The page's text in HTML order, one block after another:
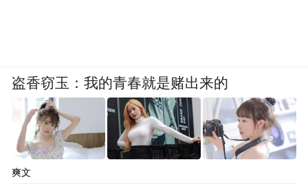
盗香窃玉：我的青春就是赌出来的
爽文